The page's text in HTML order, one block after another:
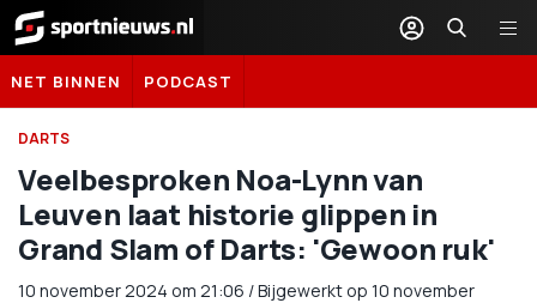
Sportnieuws.nl
NET BINNEN PODCAST
DARTS
Veelbesproken Noa-Lynn van
Leuven laat historie glippen in
Grand Slam of Darts: 'Gewoon ruk'
10 november 2024 om 21:06 /Bijgewerkt op 10 november